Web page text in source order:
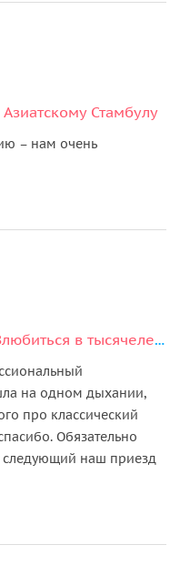
Стамбулу
– нам очень
Золотая классика Стамбула. Влюбиться в тысячелетний город
на одном дыхании,
про классический
Обязательно
следующий наш приезд